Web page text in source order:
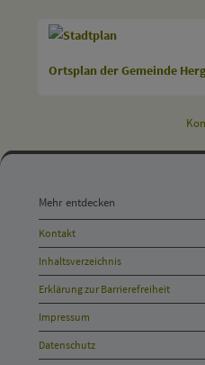
Ortsplan der Gemeinde
entdecken,
Öffnungszeiten
und
Anschrift
und
Kontakt
Mehr entdecken
Kontakt
Inhaltsverzeichnis
Erklärung zur Barrierefreiheit
Impressum
Datenschutz